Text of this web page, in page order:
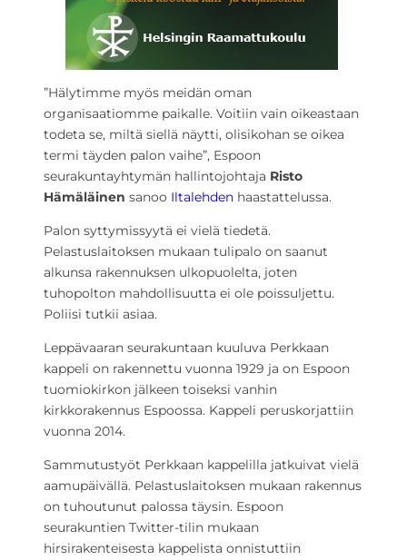
”Hälytimme myös meidän oman
organisaatiomme paikalle. Voitiin vain oikeastaan
todeta se, miltä siellä näytti, olisikohan se oikea
termi täyden palon vaihe”, Espoon
seurakuntayhtymän hallintojohtaja Risto
Hämäläinen sanoo Iltalehden haastattelussa.
Palon syttymissyytä ei vielä tiedetä.
Pelastuslaitoksen mukaan tulipalo on saanut
alkunsa rakennuksen ulkopuolelta, joten
tuhopolton mahdollisuutta ei ole poissuljettu.
Poliisi tutkii asiaa.
Leppävaaran seurakuntaan kuuluva Perkkaan
kappeli on rakennettu vuonna 1929 ja on Espoon
tuomiokirkon jälkeen toiseksi vanhin
kirkkorakennus Espoossa. Kappeli peruskorjattiin
vuonna 2014.
Sammutustyöt Perkkaan kappelilla jatkuivat vielä
aamupäivällä. Pelastuslaitoksen mukaan rakennus
on tuhoutunut palossa täysin. Espoon
seurakuntien Twitter-tilin mukaan
hirsirakenteisesta kappelista onnistuttiin